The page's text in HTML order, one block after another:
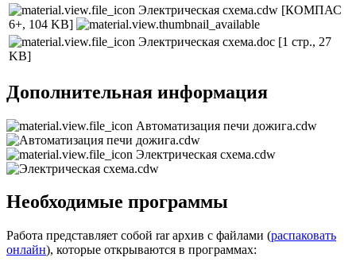
Электрическая схема.cdw [КОМПАС
6+, 104 KB]
Электрическая схема.doc [1 стр., 27
KB]
Дополнительная информация
Автоматизация печи дожига.cdw
Электрическая схема.cdw
Необходимые программы
Работа представляет собой rar архив с файлами (распаковать
онлайн), которые открываются в программах: